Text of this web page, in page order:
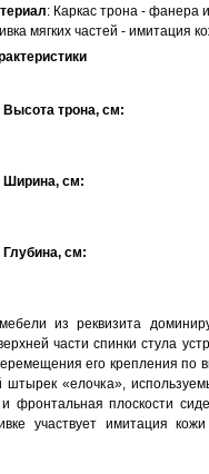
: Каркас трона - фанера
мягких частей - имитация
Высота трона, см:
Ширина, см:
Глубина, см:
из реквизита
части спинки стула
его крепления по
штырек «елочка»,
фронтальная плоскости
участвует имитация